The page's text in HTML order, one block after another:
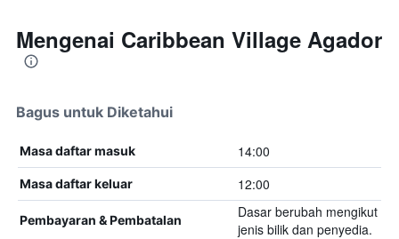
Mengenai Caribbean Village Agador
Bagus untuk Diketahui
Masa daftar masuk 14:00
Masa daftar keluar 12:00
Pembayaran & Pembatalan
Dasar berubah mengikut
jenis bilik dan penyedia.